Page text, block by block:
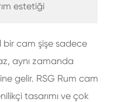
estetiği
cam şişe sadece
aynı zamanda
gelir. RSG Rum cam
tasarımı ve çok